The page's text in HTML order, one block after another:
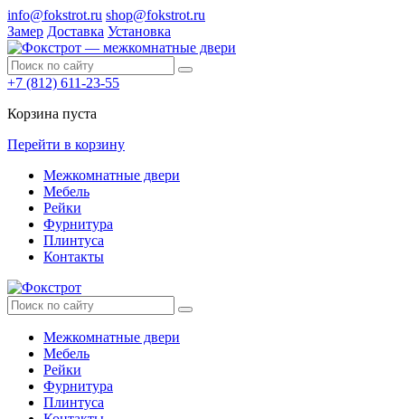
info@fokstrot.ru shop@fokstrot.ru
Замер Доставка Установка
+7 (812) 611-23-55
Корзина пуста
Перейти в корзину
Межкомнатные двери
Мебель
Рейки
Фурнитура
Плинтуса
Контакты
Межкомнатные двери
Мебель
Рейки
Фурнитура
Плинтуса